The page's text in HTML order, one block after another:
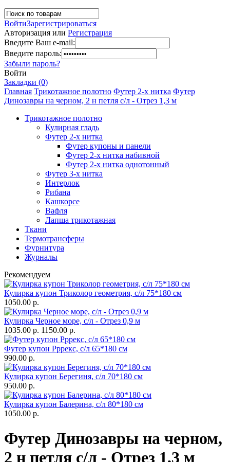
ВойтиЗарегистрироваться
Авторизация или Регистрация
Введите Ваш e-mail:
Введите пароль:
Забыли пароль?
Войти
Закладки (0)
Главная Трикотажное полотно Футер 2-х нитка Футер
Динозавры на черном, 2 н петля с/л - Отрез 1,3 м
Трикотажное полотно
Кулирная гладь
Футер 2-х нитка
Футер купоны и панели
Футер 2-х нитка набивной
Футер 2-х нитка однотонный
Футер 3-х нитка
Интерлок
Рибана
Кашкорсе
Вафля
Лапша трикотажная
Ткани
Термотрансферы
Фурнитура
Журналы
Рекомендуем
Кулирка купон Триколор геометрия, с/л 75*180 см
1050.00 р.
Кулирка Черное море, с/л - Отрез 0,9 м
1035.00 р. 1150.00 р.
Футер купон Рррекс, с/л 65*180 см
990.00 р.
Кулирка купон Берегиня, с/л 70*180 см
950.00 р.
Кулирка купон Балерина, с/л 80*180 см
1050.00 р.
Футер Динозавры на черном,
2 н петля с/л - Отрез 1,3 м